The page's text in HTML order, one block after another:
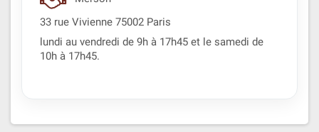
33 rue Vivienne 75002 Paris
lundi au vendredi de 9h à 17h45 et le samedi de
10h à 17h45.